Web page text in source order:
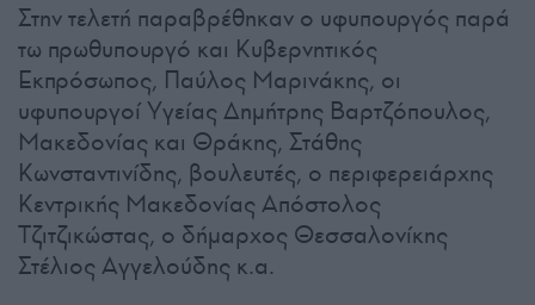
Στην τελετή παραβρέθηκαν ο υφυπουργός παρά
τω πρωθυπουργό και Κυβερνητικός
Εκπρόσωπος, Παύλος Μαρινάκης, οι
υφυπουργοί Υγείας Δημήτρης Βαρτζόπουλος,
Μακεδονίας και Θράκης, Στάθης
Κωνσταντινίδης, βουλευτές, ο περιφερειάρχης
Κεντρικής Μακεδονίας Απόστολος
Τζιτζικώστας, ο δήμαρχος Θεσσαλονίκης
Στέλιος Αγγελούδης κ.α.